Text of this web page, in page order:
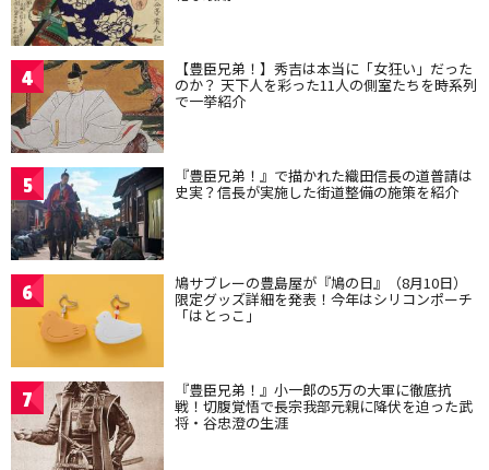
4 【豊臣兄弟！】秀吉は本当に「女狂い」だった
のか？ 天下人を彩った11人の側室たちを時系列
で一挙紹介
5 『豊臣兄弟！』で描かれた織田信長の道普請は
史実？信長が実施した街道整備の施策を紹介
6 鳩サブレーの豊島屋が『鳩の日』（8月10日）
限定グッズ詳細を発表！今年はシリコンポーチ
「はとっこ」
7 『豊臣兄弟！』小一郎の5万の大軍に徹底抗
戦！切腹覚悟で長宗我部元親に降伏を迫った武
将・谷忠澄の生涯